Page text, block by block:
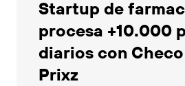
Startup de
procesa +10.000
diarios con
Prixz